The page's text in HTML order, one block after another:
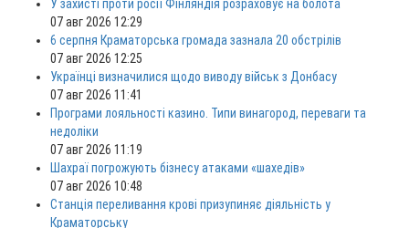
У захисті проти росії Фінляндія розраховує на болота
07 авг 2026 12:29
6 серпня Краматорська громада зазнала 20 обстрілів
07 авг 2026 12:25
Українці визначилися щодо виводу військ з Донбасу
07 авг 2026 11:41
Програми лояльності казино. Типи винагород, переваги та
недоліки
07 авг 2026 11:19
Шахраї погрожують бізнесу атаками «шахедів»
07 авг 2026 10:48
Станція переливання крові призупиняє діяльність у
Краматорську